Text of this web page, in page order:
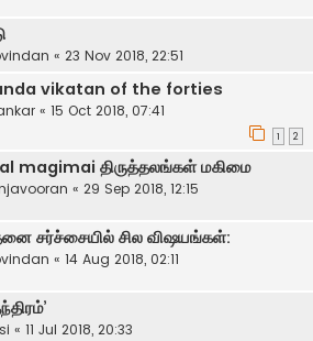
« 23 Nov 2018, 22:51
vikatan of the forties
« 15 Oct 2018, 07:41
1 2
magimai திருத்தலங்கள் மகிமை
« 29 Sep 2018, 12:15
சர்ச்சையில் சில விஷயங்கள்:
« 14 Aug 2018, 02:11
« 11 Jul 2018, 20:33